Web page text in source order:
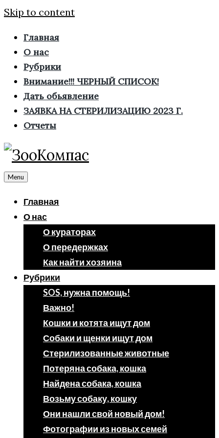
Skip to content
Главная
О нас
Рубрики
Внимание!!! ЧЕРНЫЙ СПИСОК!
Дать обьявление
ЗАЯВКА НА СТЕРИЛИЗАЦИЮ 2023 Г.
Отчеты
Menu
Главная
О нас
О кураторах
О передержках
Как найти хозяина
Рубрики
SOS, нужна помощь!
Важно!
Кошки и котята ищут дом
Собаки и щенки ищут дом
Стерилизованные животные
Потеряна собака, кошка
Найдена собака, кошка
Возьму собаку, кошку
Они нашли свой новый дом!
Фотографии из новых семей